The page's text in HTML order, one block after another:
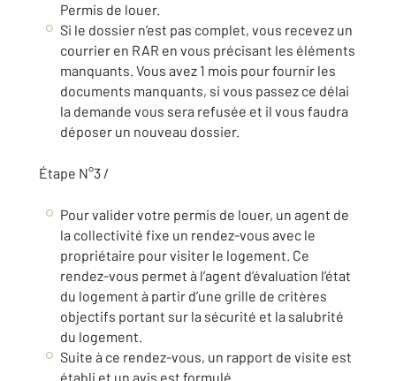
Permis de louer.
Si le dossier n’est pas complet, vous recevez un
courrier en RAR en vous précisant les éléments
manquants. Vous avez 1 mois pour fournir les
documents manquants, si vous passez ce délai
la demande vous sera refusée et il vous faudra
déposer un nouveau dossier.
Étape N°3 /
Pour valider votre permis de louer, un agent de
la collectivité fixe un rendez-vous avec le
propriétaire pour visiter le logement. Ce
rendez-vous permet à l’agent d’évaluation l’état
du logement à partir d’une grille de critères
objectifs portant sur la sécurité et la salubrité
du logement.
Suite à ce rendez-vous, un rapport de visite est
établi et un avis est formulé.